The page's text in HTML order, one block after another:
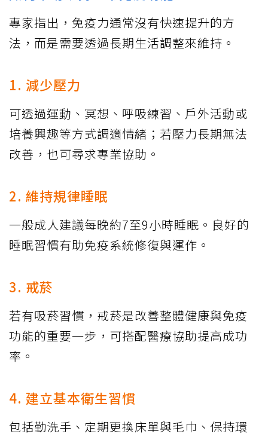
專家指出，免疫力通常沒有快速提升的方
法，而是需要透過長期生活調整來維持。
1. 減少壓力
可透過運動、冥想、呼吸練習、戶外活動或
培養興趣等方式調適情緒；若壓力長期無法
改善，也可尋求專業協助。
2. 維持規律睡眠
一般成人建議每晚約7至9小時睡眠。良好的
睡眠習慣有助免疫系統修復與運作。
3. 戒菸
若有吸菸習慣，戒菸是改善整體健康與免疫
功能的重要一步，可搭配醫療協助提高成功
率。
4. 建立基本衛生習慣
包括勤洗手、定期更換床單與毛巾、保持環